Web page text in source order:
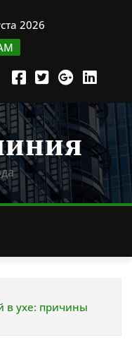
2026
в ухе: причины